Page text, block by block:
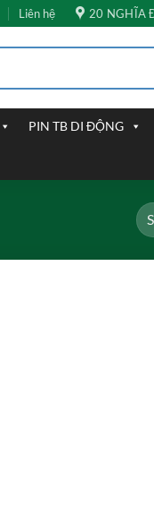
Liên hệ 20 NGHĨA
PIN TB DI ĐỘNG